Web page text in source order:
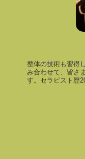
整体の技術も習得
み合わせて、皆さ
す。セラピスト歴